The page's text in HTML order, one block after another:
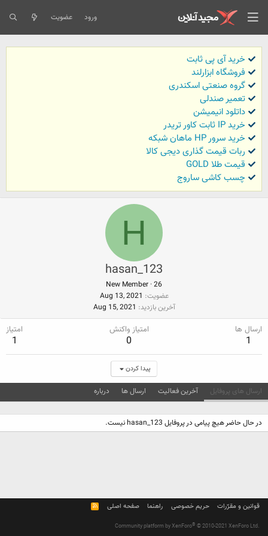
ورود عضویت
خرید آی پی ثابت
فروشگاه ابزارلند
گروه صنعتی اسکندری
تعمیر صندلی
داتلود انیمیشن
خرید IP ثابت کاور تریدر
خرید سرور HP ماهان شبکه
ربات قیمت گذاری دیجی کالا
قیمت طلا GOLD
چسب کاشی ساروج
H
hasan_123
New Member · 26
عضویت Aug 13, 2021
آخرین بازدید Aug 15, 2021
ارسال ها
1
امتیاز واکنش
0
امتیاز
1
پیدا کردن
ارسال های پروفایل آخرین فعالیت ارسال ها درباره
در حال حاضر هیچ پیامی در پروفایل hasan_123 نیست.
قوانین و مقرّرات حریم خصوصی راهنما صفحه اصلی
R
S
Community platform by XenForo® © 2010-2021 XenForo Ltd.